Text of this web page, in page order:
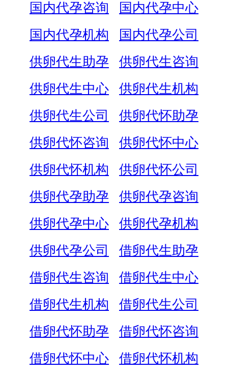
国内代孕咨询
国内代孕中心
国内代孕机构
国内代孕公司
供卵代生助孕
供卵代生咨询
供卵代生中心
供卵代生机构
供卵代生公司
供卵代怀助孕
供卵代怀咨询
供卵代怀中心
供卵代怀机构
供卵代怀公司
供卵代孕助孕
供卵代孕咨询
供卵代孕中心
供卵代孕机构
供卵代孕公司
借卵代生助孕
借卵代生咨询
借卵代生中心
借卵代生机构
借卵代生公司
借卵代怀助孕
借卵代怀咨询
借卵代怀中心
借卵代怀机构